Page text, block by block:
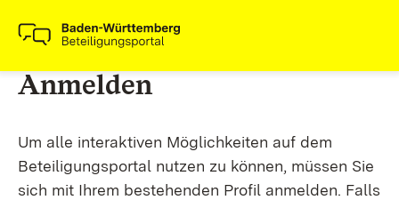
Anmelden
Um alle interaktiven Möglichkeiten auf dem
Beteiligungsportal nutzen zu können, müssen Sie
sich mit Ihrem bestehenden Profil anmelden. Falls